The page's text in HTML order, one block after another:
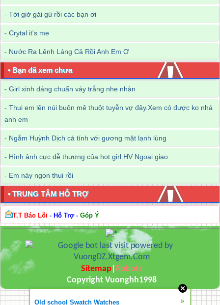
- Tới giờ gái gú rồi các bạn ơi
- Crytal it's me
- Nước Ra Lênh Láng Cả Rồi Anh Em Ợ
• Bạn đã xem chưa
- Girl xinh dáng chuẩn váy trắng nhẹ nhàn
- Thui em lên núi buôn mê thuột tuyễn vợ đây.Xem có được ko nhá
anh em
- Ngắm Huỳnh Dịch cá tính với gương mặt lạnh lùng
- Hình ảnh cực dễ thương của hot girl HV Ngoại giao
- Em này ngon thui rồi
• TRUNG TÂM HỖ TRỢ
T.T Báo Lỗi - Hỗ Trợ- Góp Ý
Sitemap Robots
Copyright Vuonghh1998
Old school Swatch Watches »